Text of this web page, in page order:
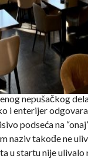
nepušačkog
i enterijer
podseća na
naziv takođe ne
u startu nije ulivalo